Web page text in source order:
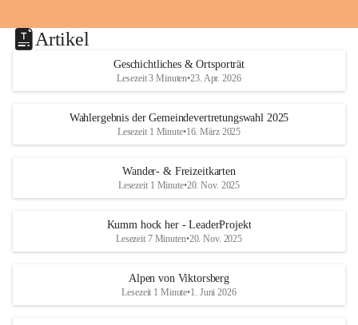
Artikel
Geschichtliches & Ortsporträt
Lesezeit 3 Minuten•23. Apr. 2026
Wahlergebnis der Gemeindevertretungswahl 2025
Lesezeit 1 Minute•16. März 2025
Wander- & Freizeitkarten
Lesezeit 1 Minute•20. Nov. 2025
Kumm hock her - LeaderProjekt
Lesezeit 7 Minuten•20. Nov. 2025
Alpen von Viktorsberg
Lesezeit 1 Minute•1. Juni 2026